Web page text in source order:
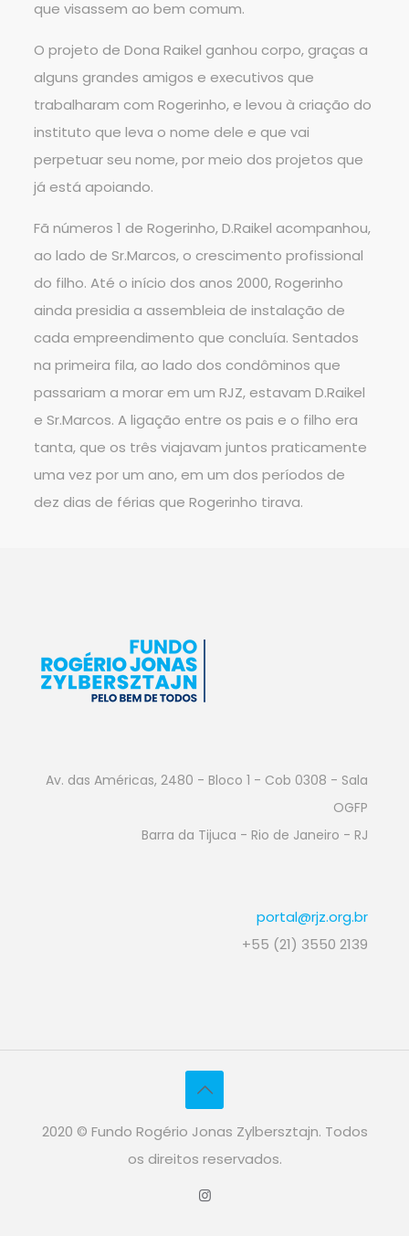
que visassem ao bem comum.
O projeto de Dona Raikel ganhou corpo, graças a
alguns grandes amigos e executivos que
trabalharam com Rogerinho, e levou à criação do
instituto que leva o nome dele e que vai
perpetuar seu nome, por meio dos projetos que
já está apoiando.
Fã números 1 de Rogerinho, D.Raikel acompanhou,
ao lado de Sr.Marcos, o crescimento profissional
do filho. Até o início dos anos 2000, Rogerinho
ainda presidia a assembleia de instalação de
cada empreendimento que concluía. Sentados
na primeira fila, ao lado dos condôminos que
passariam a morar em um RJZ, estavam D.Raikel
e Sr.Marcos. A ligação entre os pais e o filho era
tanta, que os três viajavam juntos praticamente
uma vez por um ano, em um dos períodos de
dez dias de férias que Rogerinho tirava.
Av. das Américas, 2480 - Bloco 1 - Cob 0308 - Sala
OGFP
Barra da Tijuca - Rio de Janeiro - RJ
portal@rjz.org.br
+55 (21) 3550 2139
2020 © Fundo Rogério Jonas Zylbersztajn. Todos
os direitos reservados.